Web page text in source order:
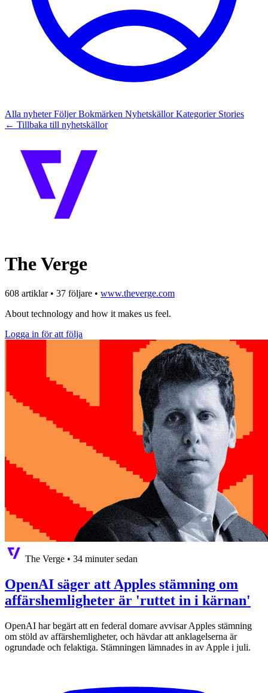
Alla nyheterFöljerBokmärken NyhetskällorKategorier Stories
← Tillbaka till nyhetskällor
The Verge
608 artiklar • 37 följare • www.theverge.com
About technology and how it makes us feel.
Logga in för att följa
The Verge • 34 minuter sedan
OpenAI säger att Apples stämning om
affärshemligheter är 'ruttet in i kärnan'
OpenAI har begärt att en federal domare avvisar Apples stämning
om stöld av affärshemligheter, och hävdar att anklagelserna är
ogrundade och felaktiga. Stämningen lämnades in av Apple i juli.